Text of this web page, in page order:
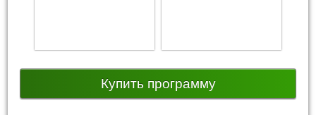
Купить программу